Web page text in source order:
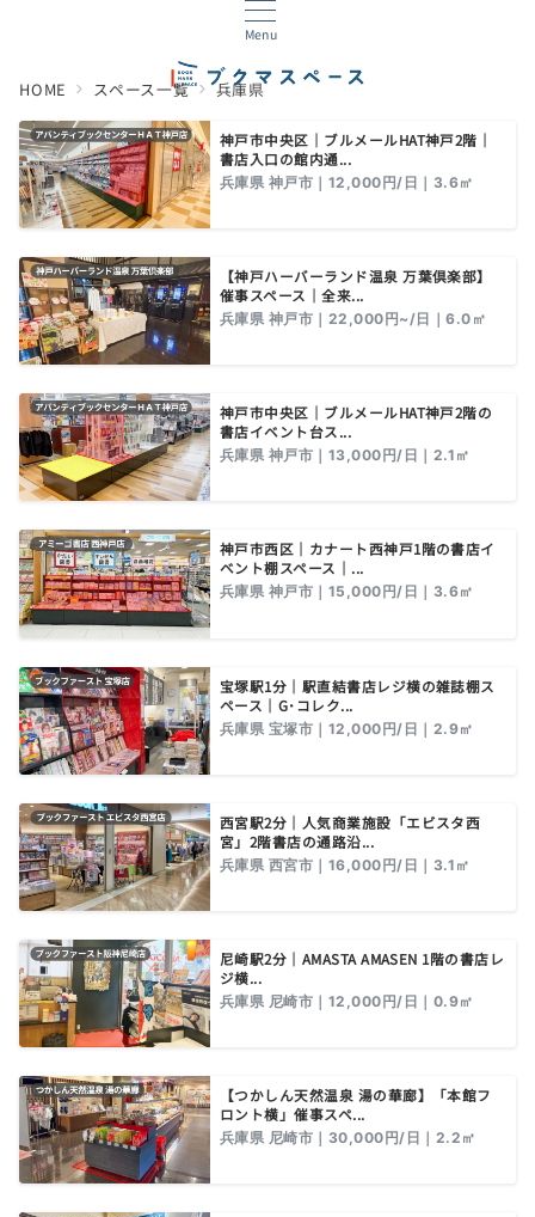
Menu
HOME スペース一覧 兵庫県
神戸市中央区｜ブルメールHAT神戸2階｜
書店入口の館内通...
兵庫県 神戸市｜12,000円/日｜3.6㎡
【神戸ハーバーランド温泉 万葉倶楽部】
催事スペース｜全来...
兵庫県 神戸市｜22,000円~/日｜6.0㎡
神戸市中央区｜ブルメールHAT神戸2階の
書店イベント台ス...
兵庫県 神戸市｜13,000円/日｜2.1㎡
神戸市西区｜カナート西神戸1階の書店イ
ベント棚スペース｜...
兵庫県 神戸市｜15,000円/日｜3.6㎡
宝塚駅1分｜駅直結書店レジ横の雑誌棚ス
ペース｜G･コレク...
兵庫県 宝塚市｜12,000円/日｜2.9㎡
西宮駅2分｜人気商業施設「エビスタ西
宮」2階書店の通路沿...
兵庫県 西宮市｜16,000円/日｜3.1㎡
尼崎駅2分｜AMASTA AMASEN 1階の書店レ
ジ横...
兵庫県 尼崎市｜12,000円/日｜0.9㎡
【つかしん天然温泉 湯の華廊】「本館フ
ロント横」催事スペ...
兵庫県 尼崎市｜30,000円/日｜2.2㎡